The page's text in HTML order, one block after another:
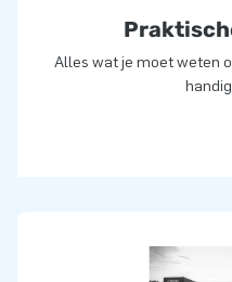
Alles wat je moet weten